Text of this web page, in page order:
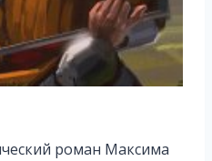
роман Максима